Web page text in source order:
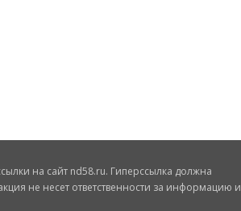
на сайт nd58.ru. Гиперссылка должна
не несет ответственности за информацию и